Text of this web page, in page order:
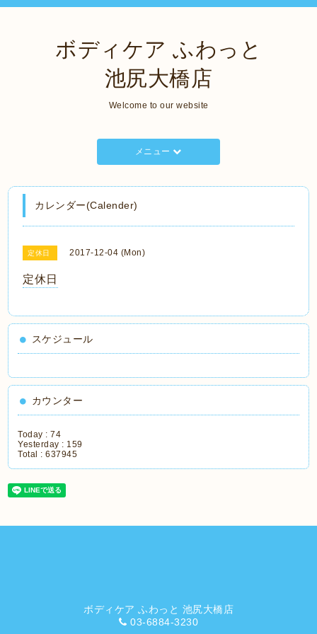
ボディケア ふわっと
池尻大橋店
Welcome to our website
メニュー
カレンダー(Calender)
定休日 2017-12-04 (Mon)
定休日
スケジュール
カウンター
Today :74
Yesterday : 159
Total :637945
ボディケア ふわっと 池尻大橋店
03-6884-3230